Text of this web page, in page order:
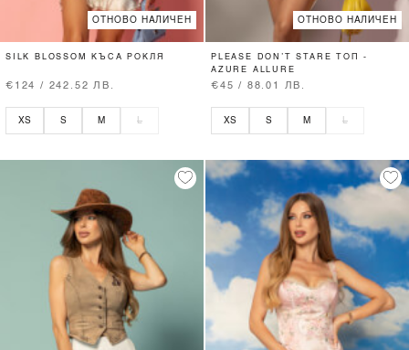
ОТНОВО НАЛИЧЕН
SILK BLOSSOM КЪСА РОКЛЯ
€124 / 242.52 ЛВ.
XS S M L
ОТНОВО НАЛИЧЕН
PLEASE DON’T STARE ТОП -
AZURE ALLURE
€45 / 88.01 ЛВ.
XS S M L